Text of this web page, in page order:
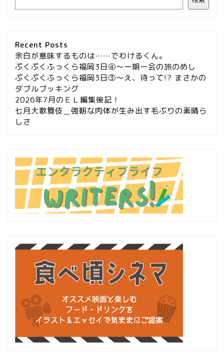
Recent Posts
余白が意味するものは……でわけるくん。
ぷくぷくふっくら福岡3日④～一期一会の旅のめし
ぷくぷくふっくら福岡3日③～え、待って!? まさかの
ダブルブッキング
2026年7月のＥＬ編集後記！
七月大歌舞伎＿強靭な肉体が生み出す毛ぶりの素晴ら
しさ